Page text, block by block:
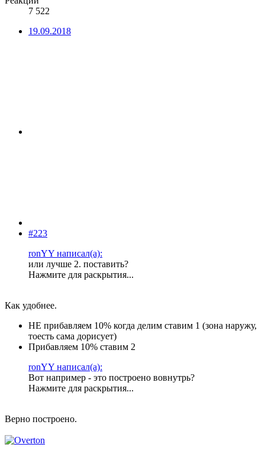
7 522
19.09.2018
#223
ronYY написал(а):
или лучше 2. поставить?
Нажмите для раскрытия...
Как удобнее.
НЕ прибавляем 10% когда делим ставим 1 (зона наружу,
тоесть сама дорисует)
Прибавляем 10% ставим 2
ronYY написал(а):
Вот например - это построено вовнутрь?
Нажмите для раскрытия...
Верно построено.